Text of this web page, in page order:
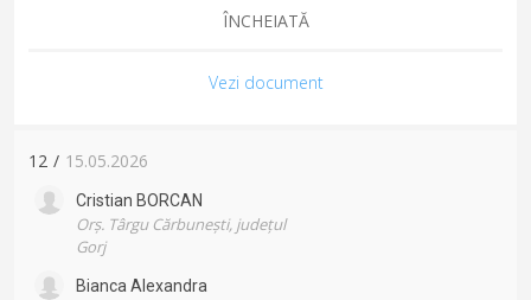
ÎNCHEIATĂ
Vezi document
12 / 15.05.2026
Cristian BORCAN
Orș. Târgu Cărbunești, județul
Gorj
Bianca Alexandra